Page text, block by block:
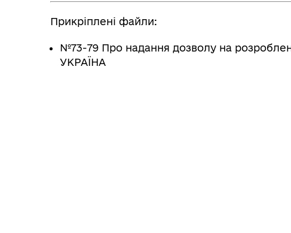
Прикріплені файли:
№73-79 Про надання дозволу на
УКРАЇНА